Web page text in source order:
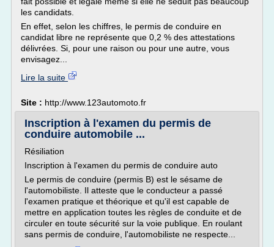
les candidats.
En effet, selon les chiffres, le permis de conduire en
candidat libre ne représente que 0,2 % des attestations
délivrées. Si, pour une raison ou pour une autre, vous
envisagez...
Lire la suite
Site : http://www.123automoto.fr
Inscription à l'examen du permis de
conduire automobile ...
Résiliation
Inscription à l'examen du permis de conduire auto
Le permis de conduire (permis B) est le sésame de
l'automobiliste. Il atteste que le conducteur a passé
l'examen pratique et théorique et qu'il est capable de
mettre en application toutes les règles de conduite et de
circuler en toute sécurité sur la voie publique. En roulant
sans permis de conduire, l'automobiliste ne respecte...